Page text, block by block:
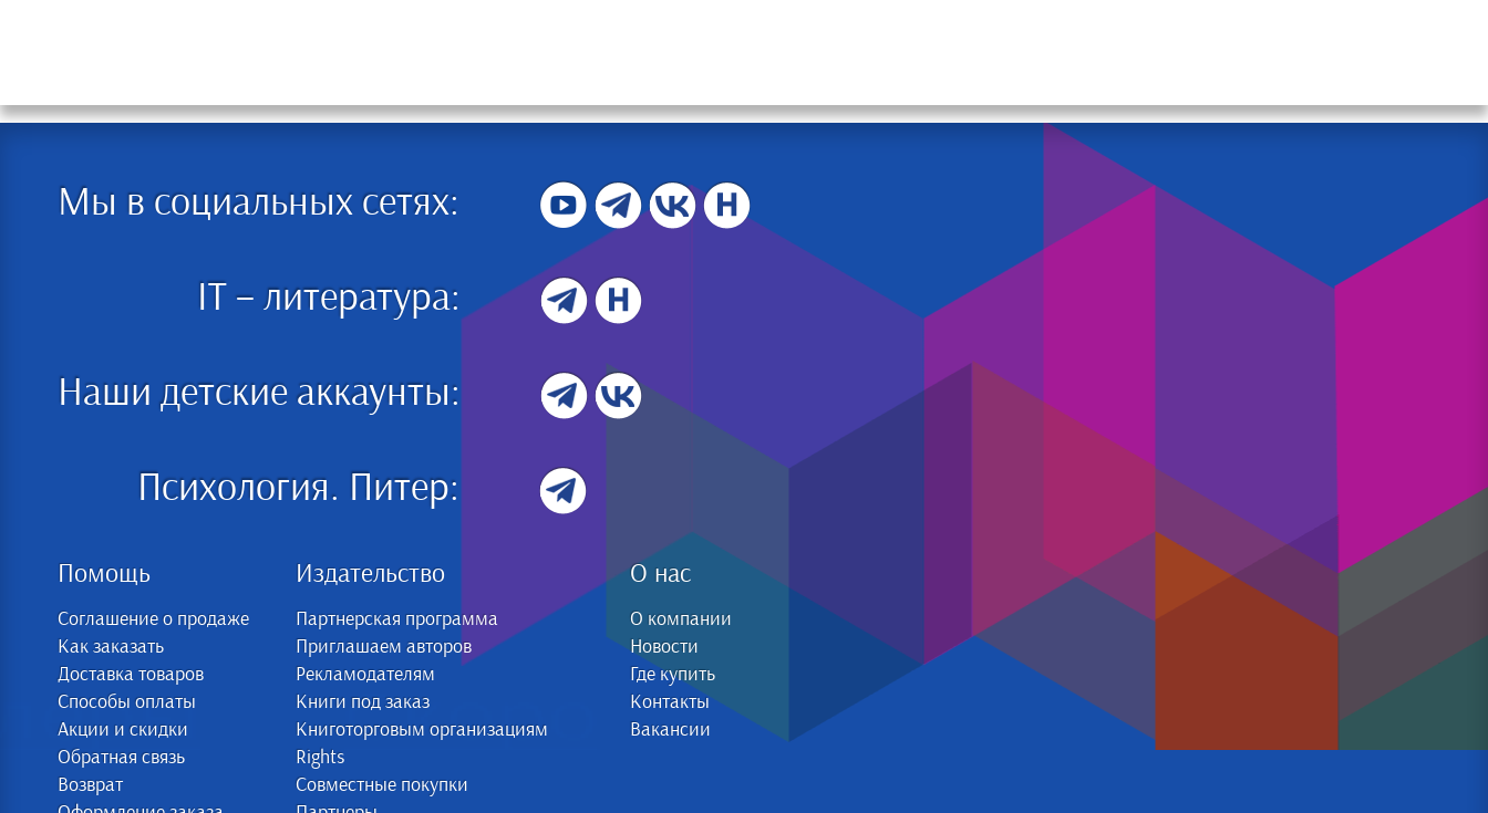
Мы в социальных сетях:
IT – литература:
Наши детские аккаунты:
Психология. Питер:
Помощь
Соглашение о продаже
Как заказать
Доставка товаров
Способы оплаты
Акции и скидки
Обратная связь
Возврат
Издательство
Партнерская программа
Приглашаем авторов
Рекламодателям
Книги под заказ
Книготорговым организациям
Rights
Совместные покупки
О нас
О компании
Новости
Где купить
Контакты
Вакансии